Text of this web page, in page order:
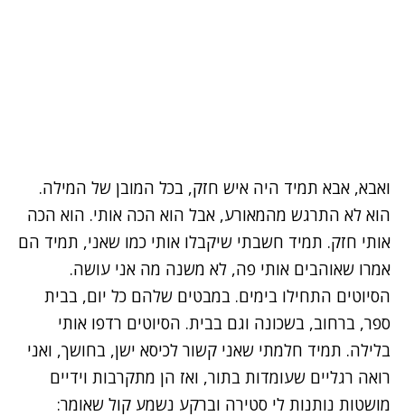
ואבא, אבא תמיד היה איש חזק, בכל המובן של המילה.
הוא לא התרגש מהמאורע, אבל הוא הכה אותי. הוא הכה
אותי חזק. תמיד חשבתי שיקבלו אותי כמו שאני, תמיד הם
אמרו שאוהבים אותי פה, לא משנה מה אני עושה.
הסיוטים התחילו בימים. במבטים שלהם כל יום, בבית
ספר, ברחוב, בשכונה וגם בבית. הסיוטים רדפו אותי
בלילה. תמיד חלמתי שאני קשור לכיסא ישן, בחושך, ואני
רואה רגליים שעומדות בתור, ואז הן מתקרבות וידיים
מושטות נותנות לי סטירה וברקע נשמע קול שאומר: